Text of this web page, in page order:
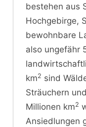
bestehen aus
Hochgebirge,
bewohnbare
also ungefähr
km2 sind
Sträuchern
Millionen km2
Ansiedlungen